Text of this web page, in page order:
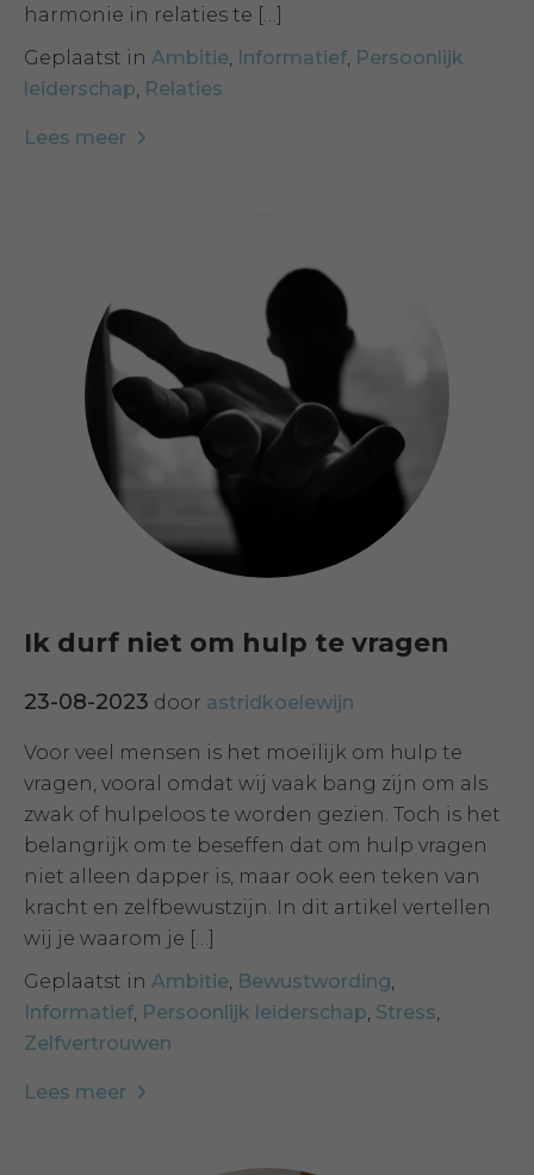
harmonie in relaties te […]
Geplaatst in Ambitie, Informatief, Persoonlijk
leiderschap, Relaties
Lees meer
Ik durf niet om hulp te vragen
23-08-2023 door astridkoelewijn
Voor veel mensen is het moeilijk om hulp te
vragen, vooral omdat wij vaak bang zijn om als
zwak of hulpeloos te worden gezien. Toch is het
belangrijk om te beseffen dat om hulp vragen
niet alleen dapper is, maar ook een teken van
kracht en zelfbewustzijn. In dit artikel vertellen
wij je waarom je […]
Geplaatst in Ambitie, Bewustwording,
Informatief, Persoonlijk leiderschap, Stress,
Zelfvertrouwen
Lees meer